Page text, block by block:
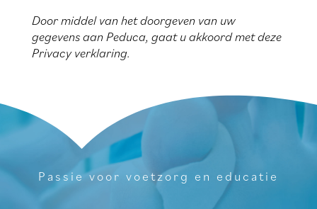
Door middel van het doorgeven van uw
gegevens aan Peduca, gaat u akkoord met deze
Privacy verklaring.
Passie voor voetzorg en educatie